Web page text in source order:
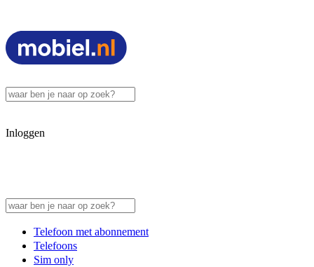
Inloggen
Telefoon met abonnement
Telefoons
Sim only